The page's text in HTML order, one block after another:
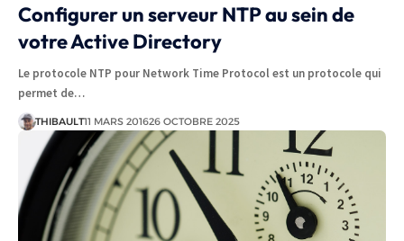
Configurer un serveur NTP au sein de
votre Active Directory
Le protocole NTP pour Network Time Protocol est un protocole qui
permet de…
THIBAULT11 MARS 201626 OCTOBRE 2025